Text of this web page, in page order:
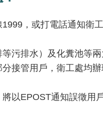
，或打電話通知衛
污排水）及化糞池等
接管用戶，衛工處均
以EPOST通知誤徵用